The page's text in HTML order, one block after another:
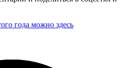
года можно здесь